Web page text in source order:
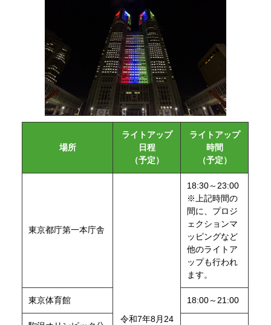
場所
ライトアップ
日程
（予定）
ライトアップ
時間
（予定）
東京都庁第一本庁舎
令和7年8月24
18:30～23:00
※上記時間の
間に、プロジ
ェクションマ
ッピングなど
他のライトア
ップも行われ
ます。
東京体育館 18:00～21:00